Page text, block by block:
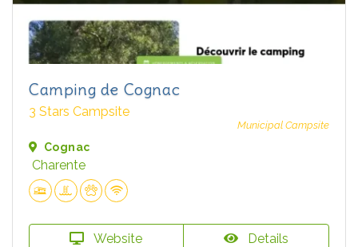
Camping de Cognac
3 Stars Campsite
Municipal Campsite
Cognac
Charente
Website Details